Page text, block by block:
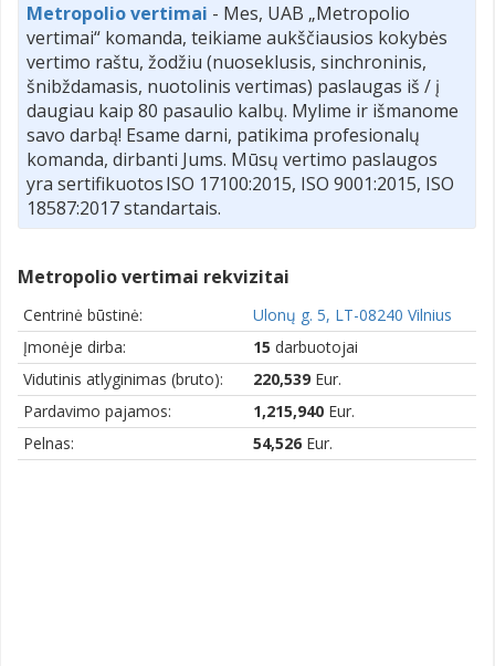
Metropolio vertimai - Mes, UAB „Metropolio
vertimai“ komanda, teikiame aukščiausios kokybės
vertimo raštu, žodžiu (nuoseklusis, sinchroninis,
šnibždamasis, nuotolinis vertimas) paslaugas iš / į
daugiau kaip 80 pasaulio kalbų. Mylime ir išmanome
savo darbą! Esame darni, patikima profesionalų
komanda, dirbanti Jums. Mūsų vertimo paslaugos
yra sertifikuotos ISO 17100:2015, ISO 9001:2015, ISO
18587:2017 standartais.
Metropolio vertimai rekvizitai
Centrinė būstinė:
Ulonų g. 5, LT-08240 Vilnius
Įmonėje dirba:
15 darbuotojai
Vidutinis atlyginimas (bruto):
220,539 Eur.
Pardavimo pajamos:
1,215,940 Eur.
Pelnas:
54,526 Eur.